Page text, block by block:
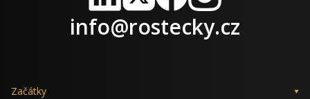
LinkedIn
X FacebookInstagram
info@rostecky.cz
Začátky